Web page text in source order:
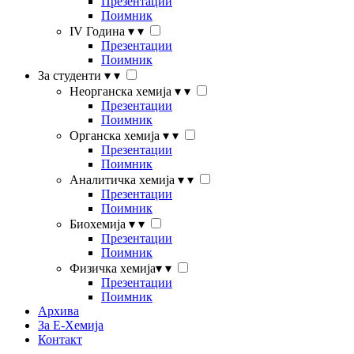
Поимник
IV Година ▾ ▾
Презентации
Поимник
За студенти ▾ ▾
Неорганска хемија ▾ ▾
Презентации
Поимник
Органска хемија ▾ ▾
Презентации
Поимник
Аналитичка хемија ▾ ▾
Презентации
Поимник
Биохемија ▾ ▾
Презентации
Поимник
Физичка хемија▾ ▾
Презентации
Поимник
Архива
За Е-Хемија
Контакт